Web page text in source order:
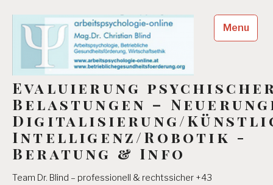
content
Evaluierung
Belastungen –
Digitalisierung/
Intelligenz/Robotik -
Beratung & Info
Team Dr. Blind – professionell & rechtssicher +43
Menu